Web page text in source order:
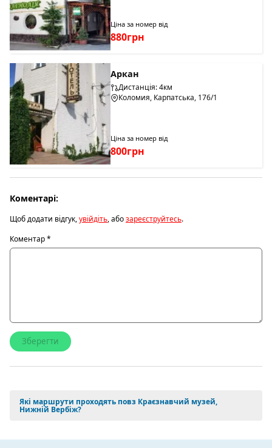
Ціна за номер від
880грн
Аркан
Дистанція: 4км
Коломия, Карпатська, 176/1
Ціна за номер від
800грн
Коментарі:
Щоб додати відгук,увійдіть, абозареєструйтесь.
Коментар*
Які маршрути проходять повз Краєзнавчий музей,
Нижній Вербіж?